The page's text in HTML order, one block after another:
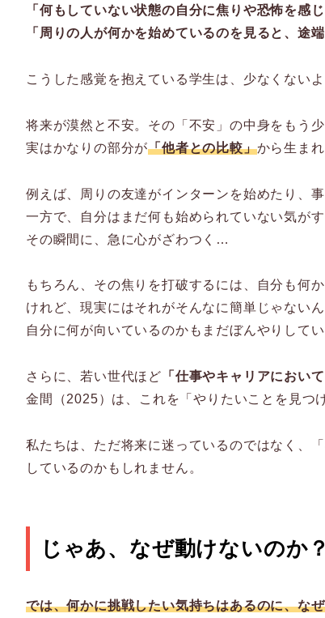
「何もしていない状態の自分に焦りや恐怖を感じ
「周りの人が何かを始めているのを見ると、途
こうした感覚を抱えている学生は、少なくないよ
将来が漠然と不安。その「不安」の中身をもう
実はかなりの部分が「他者との比較」から生ま
例えば、周りの友達がインターンを始めたり、
一方で、自分はまだ何も始められていない気がす
その瞬間に、急に心がざわつく…
もちろん、その焦りを打破するには、自分も何か
けれど、現実にはそれがそんなに簡単じゃない
自分に何が向いているのかもまだぼんやりして
さらに、若い世代ほど 「仕事やキャリアにおい
金間（2025）は、これを「やりたいことを見つ
私たちは、ただ将来に迷っているのではなく、
しているのかもしれません。
じゃあ、なぜ動けないのか？
では、何かに挑戦したい気持ちはあるのに、な